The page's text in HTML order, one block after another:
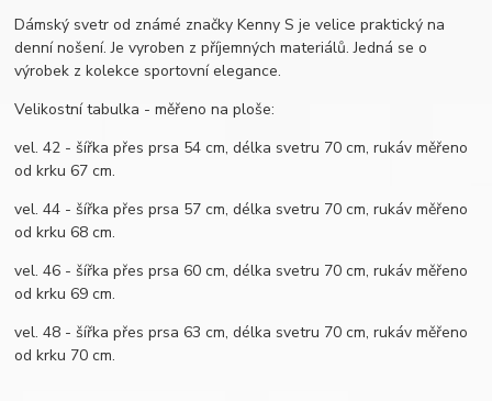
Dámský svetr od známé značky Kenny S je velice praktický na
denní nošení. Je vyroben z příjemných materiálů. Jedná se o
výrobek z kolekce sportovní elegance.
Velikostní tabulka - měřeno na ploše:
vel. 42 - šířka přes prsa 54 cm, délka svetru 70 cm, rukáv měřeno
od krku 67 cm.
vel. 44 - šířka přes prsa 57 cm, délka svetru 70 cm, rukáv měřeno
od krku 68 cm.
vel. 46 - šířka přes prsa 60 cm, délka svetru 70 cm, rukáv měřeno
od krku 69 cm.
vel. 48 - šířka přes prsa 63 cm, délka svetru 70 cm, rukáv měřeno
od krku 70 cm.